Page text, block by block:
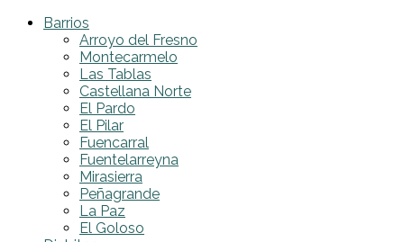
Barrios
Arroyo del Fresno
Montecarmelo
Las Tablas
Castellana Norte
El Pardo
El Pilar
Fuencarral
Fuentelarreyna
Mirasierra
Peñagrande
La Paz
El Goloso